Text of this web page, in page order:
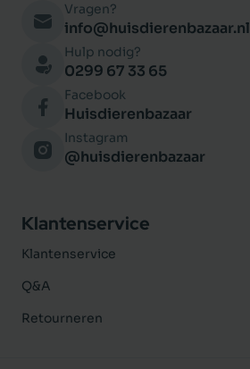
Vragen?
info@huisdierenbazaar.nl
Hulp nodig?
0299 67 33 65
Facebook
Huisdierenbazaar
Instagram
@huisdierenbazaar
Klantenservice
Klantenservice
Q&A
Retourneren